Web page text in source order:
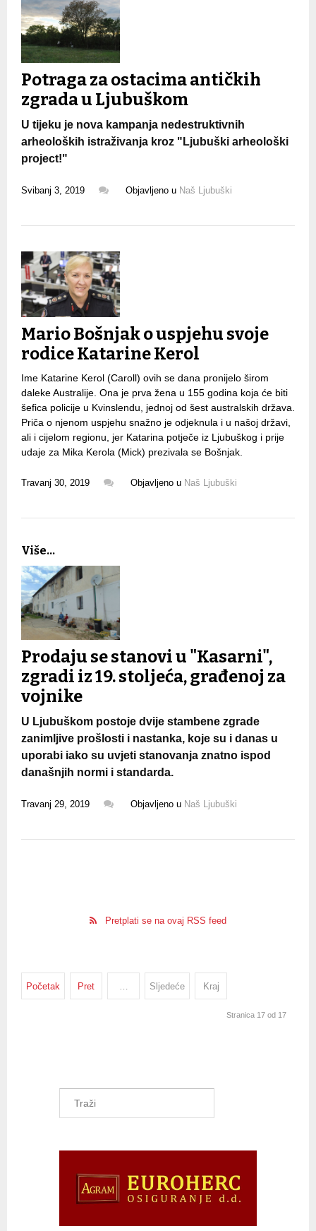
Potraga za ostacima antičkih
zgrada u Ljubuškom
U tijeku je nova kampanja nedestruktivnih
arheoloških istraživanja kroz "Ljubuški arheološki
project!"
Svibanj 3, 2019 Objavljeno u Naš Ljubuški
Mario Bošnjak o uspjehu svoje
rodice Katarine Kerol
Ime Katarine Kerol (Caroll) ovih se dana pronijelo širom
daleke Australije. Ona je prva žena u 155 godina koja će biti
šefica policije u Kvinslendu, jednoj od šest australskih država.
Priča o njenom uspjehu snažno je odjeknula i u našoj državi,
ali i cijelom regionu, jer Katarina potječe iz Ljubuškog i prije
udaje za Mika Kerola (Mick) prezivala se Bošnjak.
Travanj 30, 2019 Objavljeno u Naš Ljubuški
Više...
Prodaju se stanovi u "Kasarni",
zgradi iz 19. stoljeća, građenoj za
vojnike
U Ljubuškom postoje dvije stambene zgrade
zanimljive prošlosti i nastanka, koje su i danas u
uporabi iako su uvjeti stanovanja znatno ispod
današnjih normi i standarda.
Travanj 29, 2019 Objavljeno u Naš Ljubuški
Pretplati se na ovaj RSS feed
Početak Pret … Sljedeće Kraj
Stranica 17 od 17